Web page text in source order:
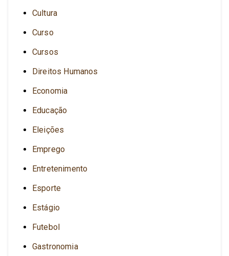
Cultura
Curso
Cursos
Direitos Humanos
Economia
Educação
Eleições
Emprego
Entretenimento
Esporte
Estágio
Futebol
Gastronomia